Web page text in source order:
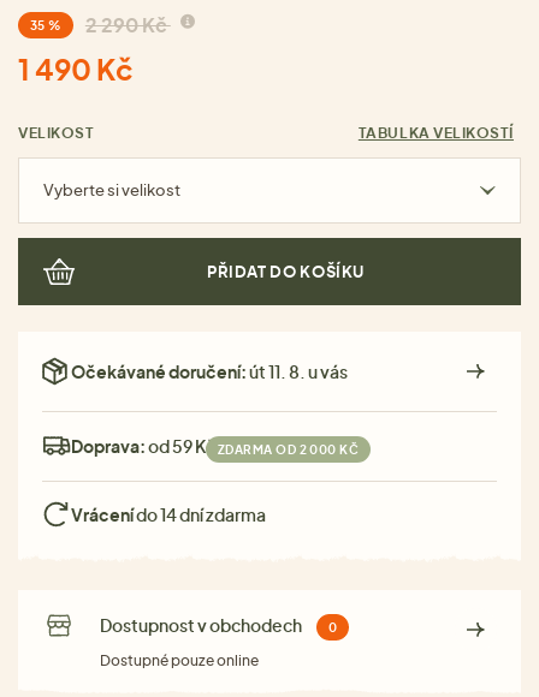
35 % 2 290 Kč
1 490 Kč
VELIKOST TABULKA VELIKOSTÍ
Vyberte si velikost
PŘIDAT DO KOŠÍKU
Očekávané doručení:út 11. 8. u vás
Doprava:od 59 Kč ZDARMA OD 2 000 KČ
Vrácenído 14 dní zdarma
Dostupnost v obchodech 0
Dostupné pouze online